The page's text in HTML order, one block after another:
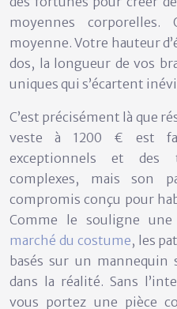
moyennes
moyenne. Votre hauteur
dos, la longueur de vos
uniques qui s’écartent
C’est précisément là que
veste à 1200 € est
exceptionnels et des
complexes, mais son
compromis conçu pour
Comme le souligne une
marché du costume, les
basés sur un mannequin
dans la réalité. Sans
vous portez une pièce